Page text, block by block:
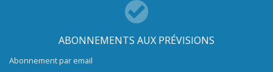
ABONNEMENTS AUX PRÉVISIONS
Abonnement par email